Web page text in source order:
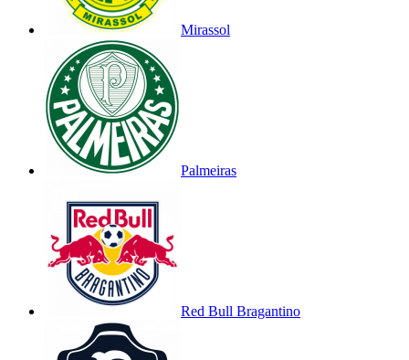
Mirassol
Palmeiras
Red Bull Bragantino